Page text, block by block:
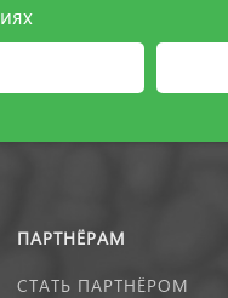
ПАРТНЁРАМ
СТАТЬ ПАРТНЁРОМ